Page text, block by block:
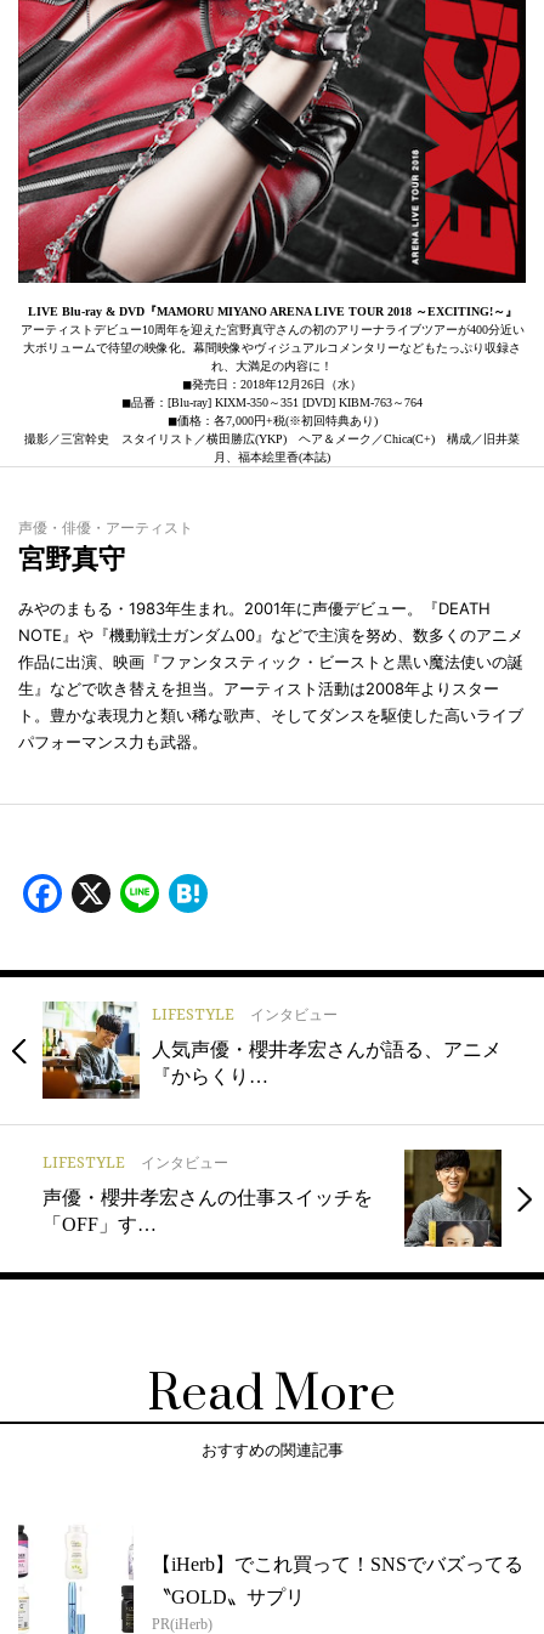
LIVE Blu-ray & DVD『MAMORU MIYANO ARENA LIVE TOUR 2018 ～EXCITING!～』
アーティストデビュー10周年を迎えた宮野真守さんの初のアリーナライブツアーが400分近い
大ボリュームで待望の映像化。幕間映像やヴィジュアルコメンタリーなどもたっぷり収録さ
れ、大満足の内容に！
◼発売日：2018年12月26日（水）
◼品番：[Blu-ray] KIXM-350～351 [DVD] KIBM-763～764
◼価格：各7,000円+税(※初回特典あり)
撮影／三宮幹史 スタイリスト／横田勝広(YKP) ヘア＆メーク／Chica(C+) 構成／旧井菜
月、福本絵里香(本誌)
声優・俳優・アーティスト
宮野真守
みやのまもる・1983年生まれ。2001年に声優デビュー。『DEATH
NOTE』や『機動戦士ガンダム00』などで主演を努め、数多くのアニメ
作品に出演、映画『ファンタスティック・ビーストと黒い魔法使いの誕
生』などで吹き替えを担当。アーティスト活動は2008年よりスター
ト。豊かな表現力と類い稀な歌声、そしてダンスを駆使した高いライブ
パフォーマンス力も武器。
Facebook
X Line
LIFESTYLE インタビュー
人気声優・櫻井孝宏さんが語る、アニメ
『からくり…
LIFESTYLE インタビュー
声優・櫻井孝宏さんの仕事スイッチを
「OFF」す…
Read More
おすすめの関連記事
【iHerb】でこれ買って！SNSでバズってる
〝GOLD〟サプリ
PR(iHerb)